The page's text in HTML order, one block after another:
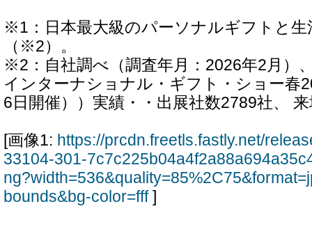
※1：日本最大級のパーソナルギフトと生
（※2）。
※2：自社調べ（調査年月：2026年2月）
インターナショナル・ギフト・ショー春
6日開催））実績・・出展社数2789社、
[画像1: https://prcdn.freetls.fastly.net/
33104-301-
bounds&bg-color=fff]